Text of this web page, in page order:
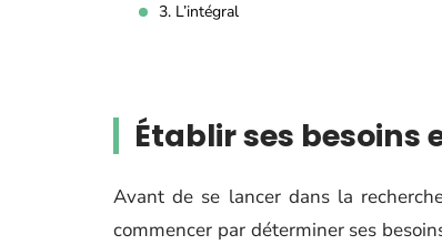
3. L’intégral
Établir ses besoins
Avant de se lancer dans la
commencer par déterminer ses